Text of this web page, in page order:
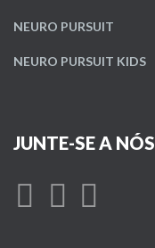
NEURO PURSUIT
NEURO PURSUIT KIDS
JUNTE-SE A NÓS